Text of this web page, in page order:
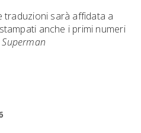
traduzioni sarà affidata a
anche i primi numeri